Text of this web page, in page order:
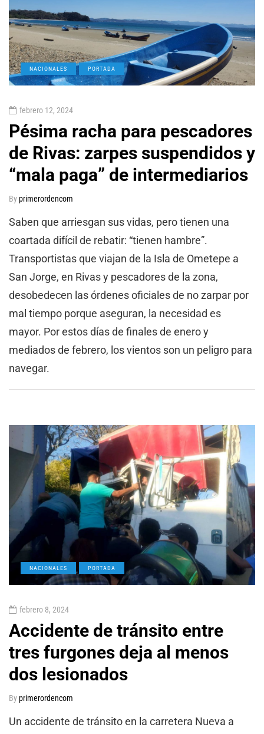
NACIONALES PORTADA
febrero 12, 2024
Pésima racha para pescadores
de Rivas: zarpes suspendidos y
“mala paga” de intermediarios
Byprimerordencom
Saben que arriesgan sus vidas, pero tienen una
coartada difícil de rebatir: “tienen hambre”.
Transportistas que viajan de la Isla de Ometepe a
San Jorge, en Rivas y pescadores de la zona,
desobedecen las órdenes oficiales de no zarpar por
mal tiempo porque aseguran, la necesidad es
mayor. Por estos días de finales de enero y
mediados de febrero, los vientos son un peligro para
navegar.
NACIONALES PORTADA
febrero 8, 2024
Accidente de tránsito entre
tres furgones deja al menos
dos lesionados
Byprimerordencom
Un accidente de tránsito en la carretera Nueva a